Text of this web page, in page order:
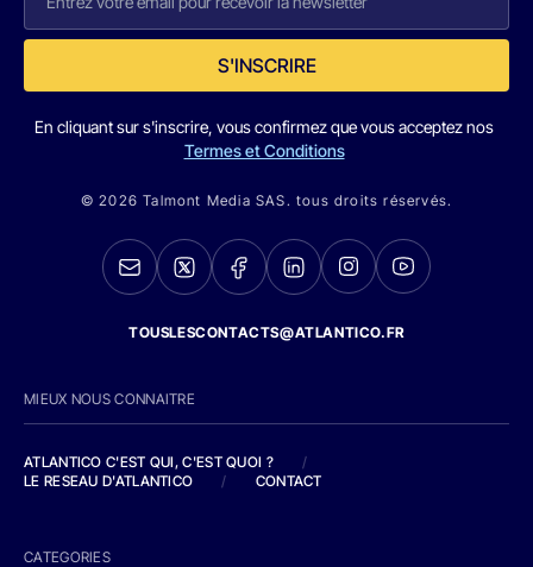
S'INSCRIRE
En cliquant sur s'inscrire, vous confirmez que vous acceptez nos
Termes et Conditions
© 2026 Talmont Media SAS. tous droits réservés.
TOUSLESCONTACTS@ATLANTICO.FR
MIEUX NOUS CONNAITRE
ATLANTICO C'EST QUI, C'EST QUOI ?
/
LE RESEAU D'ATLANTICO
/ CONTACT
CATEGORIES